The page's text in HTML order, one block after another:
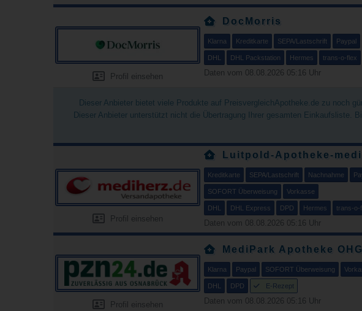
Profil einsehen
DocMorris
Klarna Kreditkarte SEPA/Lastschrift Paypal
DHL DHL Packstation Hermes trans-o-flex
Daten vom 08.08.2026 05:16 Uhr
Dieser Anbieter bietet viele Produkte auf PreisvergleichApotheke.de zu noch
Dieser Anbieter unterstützt nicht die Übertragung Ihrer gesamten Einkaufsliste.
Profil einsehen
Luitpold-Apotheke-
Kreditkarte SEPA/Lastschrift Nachnahme
SOFORT Überweisung Vorkasse
DHL DHL Express DPD Hermes trans-o-
Daten vom 08.08.2026 05:16 Uhr
Profil einsehen
MediPark Apotheke OHG
Klarna Paypal SOFORT Überweisung
DHL DPD E-Rezept
Daten vom 08.08.2026 05:16 Uhr